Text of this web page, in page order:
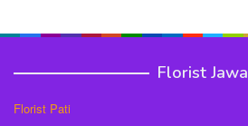
Florist Jawa
Florist Pati